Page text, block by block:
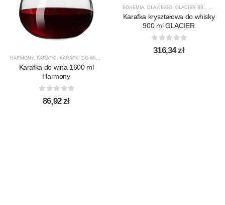
HARMONY, KARAFKI KARAFKI DO WINA
Karafka do wina 1600 ml
Harmony
out of 5
86,92zł
BOHEMIA, DLA NIEGO, GLACIER BB. ,
Karafka kryształowa do whisky
900 ml GLACIER
0out of 5
316,34zł